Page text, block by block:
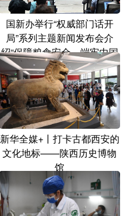
国新办举行“权威部门话开
局”系列主题新闻发布会介
绍“保障粮食安全，端牢中国
饭碗”有关情况
新华全媒+丨打卡古都西安的
文化地标——陕西历史博物
馆